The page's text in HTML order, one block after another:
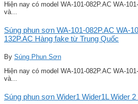
Hiện nay có model WA-101-082P.AC WA-
và...
Súng phun sơn WA-101-082P.AC WA-
132P.AC Hàng fake từ Trung Quốc
By Súng Phun Sơn
Hiện nay có model WA-101-082P.AC WA-
và...
Súng phun sơn Wider1 Wider1L Wider